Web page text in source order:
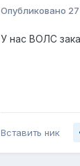
Опубликовано
У нас ВОЛС
Вставить ник